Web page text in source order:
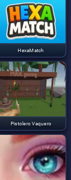
HexaMatch
Pistolero Vaquero